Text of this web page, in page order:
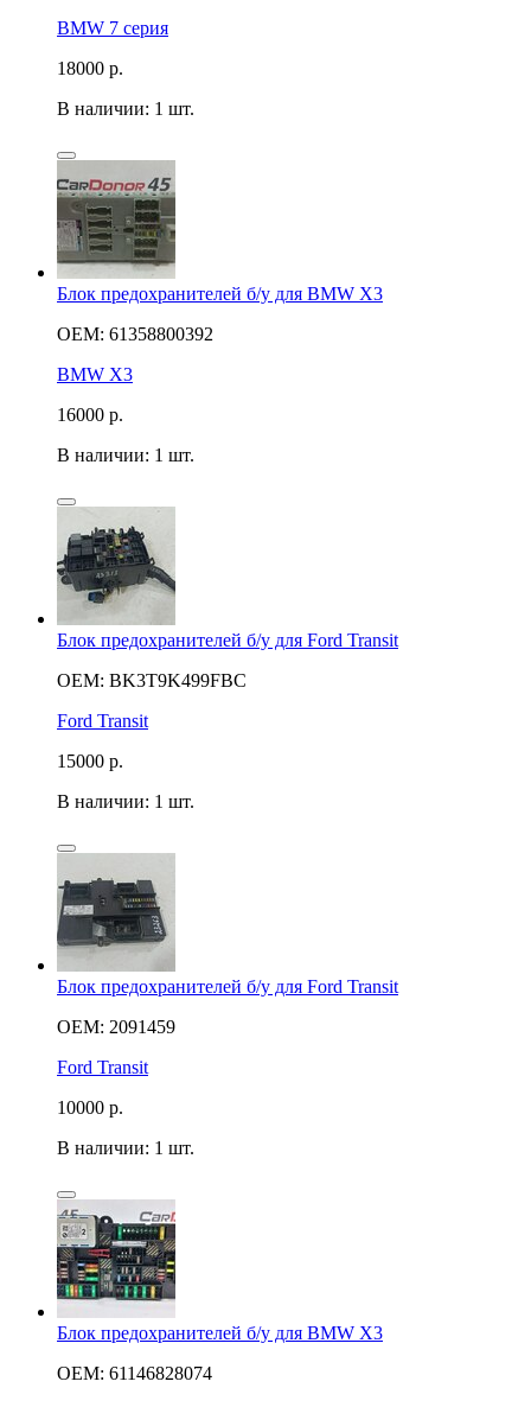
BMW 7 серия
18000 р.
В наличии: 1 шт.
Блок предохранителей б/у для BMW X3
OEM: 61358800392
BMW X3
16000 р.
В наличии: 1 шт.
Блок предохранителей б/у для Ford Transit
OEM: BK3T9K499FBC
Ford Transit
15000 р.
В наличии: 1 шт.
Блок предохранителей б/у для Ford Transit
OEM: 2091459
Ford Transit
10000 р.
В наличии: 1 шт.
Блок предохранителей б/у для BMW X3
OEM: 61146828074